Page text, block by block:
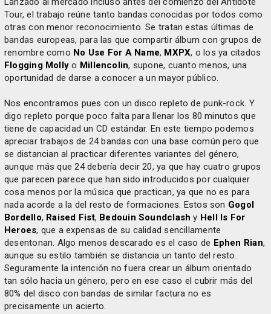
Tour, el trabajo reúne tanto bandas conocidas por todos como
otras con menor reconocimiento. Se tratan estas últimas de
bandas europeas, para las que compartir álbum con grupos de
renombre como No Use For A Name, MXPX, o los ya citados
Flogging Molly o Millencolin, supone, cuanto menos, una
oportunidad de darse a conocer a un mayor público.
Nos encontramos pues con un disco repleto de punk-rock. Y
digo repleto porque poco falta para llenar los 80 minutos que
tiene de capacidad un CD estándar. En este tiempo podemos
apreciar trabajos de 24 bandas con una base común pero que
se distancian al practicar diferentes variantes del género,
aunque más que 24 debería decir 20, ya que hay cuatro grupos
que parecen parece que han sido introducidos por cualquier
cosa menos por la música que practican, ya que no es para
nada acorde a la del resto de formaciones. Estos son Gogol
Bordello, Raised Fist, Bedouin Soundclash y Hell Is For
Heroes, que a expensas de su calidad sencillamente
desentonan. Algo menos descarado es el caso de Ephen Rian,
aunque su estilo también se distancia un tanto del resto.
Seguramente la intención no fuera crear un álbum orientado
tan sólo hacia un género, pero en ese caso el cubrir más del
80% del disco con bandas de similar factura no es
precisamente un acierto.